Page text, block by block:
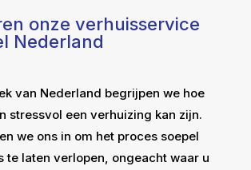
onze verhuisservice
Nederland
van Nederland begrijpen we hoe
stressvol een verhuizing kan zijn.
we ons in om het proces soepel
te laten verlopen, ongeacht waar u